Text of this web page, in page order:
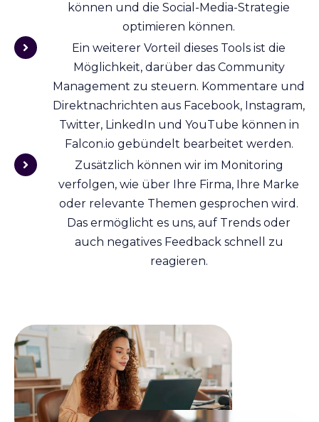
können und die Social-Media-Strategie
optimieren können.
Ein weiterer Vorteil dieses Tools ist die
Möglichkeit, darüber das Community
Management zu steuern. Kommentare und
Direktnachrichten aus Facebook, Instagram,
Twitter, LinkedIn und YouTube können in
Falcon.io gebündelt bearbeitet werden.
Zusätzlich können wir im Monitoring
verfolgen, wie über Ihre Firma, Ihre Marke
oder relevante Themen gesprochen wird.
Das ermöglicht es uns, auf Trends oder
auch negatives Feedback schnell zu
reagieren.